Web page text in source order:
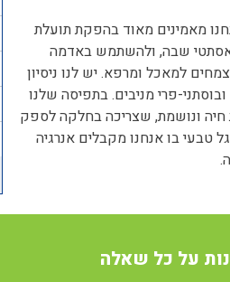
מאמינים מאוד בהפקת תועלת
שבה, ולהשתמש באדמה
למאכל ומרפא. יש לנו ניסיון
פרי מניבים. בתפיסה שלנו
חיה ונושמת, שצריכה בחלקה לספק
טבעי בו אנחנו מקבלים אנרגיה
על כל שאלה